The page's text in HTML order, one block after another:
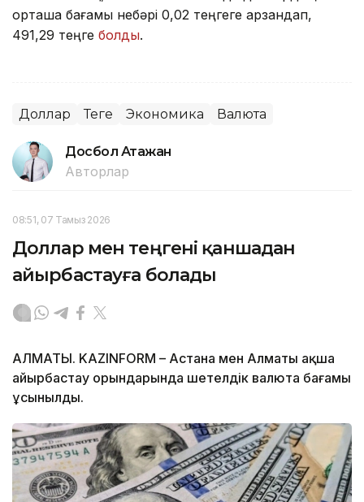
орташа бағамы небәрі 0,02 теңгеге арзандап,
491,29 теңге болды.
Доллар Теңге Экономика Валюта
Досбол Атажан
Авторлар
08:51, 07 Тамыз 2026
Доллар мен теңгені қаншадан
айырбастауға болады
АЛМАТЫ. KAZINFORM – Астана мен Алматы ақша
айырбастау орындарында шетелдік валюта бағамы
ұсынылды.